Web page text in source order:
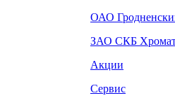
ОАО
ЗАО СКБ
Акции
Сервис